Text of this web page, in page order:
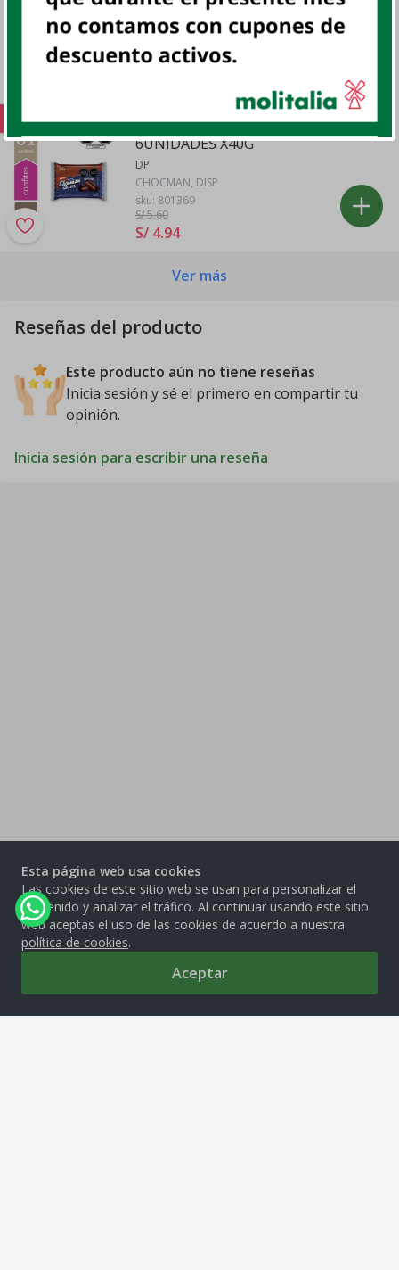
550 GR
UN
OET, UN
sku: 800302
Oferta
GALLETA RELLENA CHOCMAN DP
6UNIDADES X40G
DP
CHOCMAN, DISP
sku: 801369
S/ 5.60
S/ 4.94
Ver más
Reseñas del producto
Este producto aún no tiene reseñas
Inicia sesión y sé el primero en compartir tu
opinión.
Inicia sesión para escribir una reseña
Esta página web usa cookies
Las cookies de este sitio web se usan para personalizar el
contenido y analizar el tráfico. Al continuar usando este sitio
web aceptas el uso de las cookies de acuerdo a nuestra
política de cookies.
Aceptar